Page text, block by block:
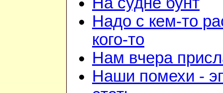
Надо с кем-то
кого-то
Нам вчера
Наши помехи -